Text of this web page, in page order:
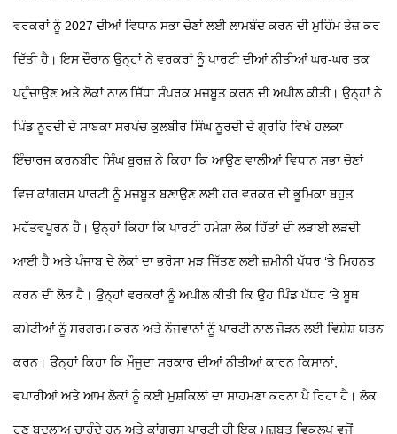
ਵਰਕਰਾਂ ਨੂੰ 2027 ਦੀਆਂ ਵਿਧਾਨ ਸਭਾ ਚੋਣਾਂ ਲਈ ਲਾਮਬੰਦ ਕਰਨ ਦੀ ਮੁਹਿੰਮ ਤੇਜ਼ ਕਰ
ਦਿੱਤੀ ਹੈ। ਇਸ ਦੌਰਾਨ ਉਨ੍ਹਾਂ ਨੇ ਵਰਕਰਾਂ ਨੂੰ ਪਾਰਟੀ ਦੀਆਂ ਨੀਤੀਆਂ ਘਰ-ਘਰ ਤਕ
ਪਹੁੰਚਾਉਣ ਅਤੇ ਲੋਕਾਂ ਨਾਲ ਸਿੱਧਾ ਸੰਪਰਕ ਮਜ਼ਬੂਤ ਕਰਨ ਦੀ ਅਪੀਲ ਕੀਤੀ। ਉਨ੍ਹਾਂ ਨੇ
ਪਿੰਡ ਨੂਰਦੀ ਦੇ ਸਾਬਕਾ ਸਰਪੰਚ ਕੁਲਬੀਰ ਸਿੰਘ ਨੂਰਦੀ ਦੇ ਗ੍ਰਹਿ ਵਿਖੇ ਹਲਕਾ
ਇੰਚਾਰਜ ਕਰਨਬੀਰ ਸਿੰਘ ਬੁਰਜ਼ ਨੇ ਕਿਹਾ ਕਿ ਆਉਣ ਵਾਲੀਆਂ ਵਿਧਾਨ ਸਭਾ ਚੋਣਾਂ
ਵਿਚ ਕਾਂਗਰਸ ਪਾਰਟੀ ਨੂੰ ਮਜ਼ਬੂਤ ਬਣਾਉਣ ਲਈ ਹਰ ਵਰਕਰ ਦੀ ਭੂਮਿਕਾ ਬਹੁਤ
ਮਹੱਤਵਪੂਰਨ ਹੈ। ਉਨ੍ਹਾਂ ਕਿਹਾ ਕਿ ਪਾਰਟੀ ਹਮੇਸ਼ਾ ਲੋਕ ਹਿੱਤਾਂ ਦੀ ਲੜਾਈ ਲੜਦੀ
ਆਈ ਹੈ ਅਤੇ ਪੰਜਾਬ ਦੇ ਲੋਕਾਂ ਦਾ ਭਰੋਸਾ ਮੁੜ ਜਿੱਤਣ ਲਈ ਜ਼ਮੀਨੀ ਪੱਧਰ ‘ਤੇ ਮਿਹਨਤ
ਕਰਨ ਦੀ ਲੋੜ ਹੈ। ਉਨ੍ਹਾਂ ਵਰਕਰਾਂ ਨੂੰ ਅਪੀਲ ਕੀਤੀ ਕਿ ਉਹ ਪਿੰਡ ਪੱਧਰ ‘ਤੇ ਬੂਥ
ਕਮੇਟੀਆਂ ਨੂੰ ਸਰਗਰਮ ਕਰਨ ਅਤੇ ਨੌਜਵਾਨਾਂ ਨੂੰ ਪਾਰਟੀ ਨਾਲ ਜੋੜਨ ਲਈ ਵਿਸ਼ੇਸ਼ ਯਤਨ
ਕਰਨ। ਉਨ੍ਹਾਂ ਕਿਹਾ ਕਿ ਮੌਜੂਦਾ ਸਰਕਾਰ ਦੀਆਂ ਨੀਤੀਆਂ ਕਾਰਨ ਕਿਸਾਨਾਂ,
ਵਪਾਰੀਆਂ ਅਤੇ ਆਮ ਲੋਕਾਂ ਨੂੰ ਕਈ ਮੁਸ਼ਕਿਲਾਂ ਦਾ ਸਾਹਮਣਾ ਕਰਨਾ ਪੈ ਰਿਹਾ ਹੈ। ਲੋਕ
ਹੁਣ ਬਦਲਾਅ ਚਾਹੁੰਦੇ ਹਨ ਅਤੇ ਕਾਂਗਰਸ ਪਾਰਟੀ ਹੀ ਇਕ ਮਜ਼ਬੂਤ ਵਿਕਲਪ ਵਜੋਂ